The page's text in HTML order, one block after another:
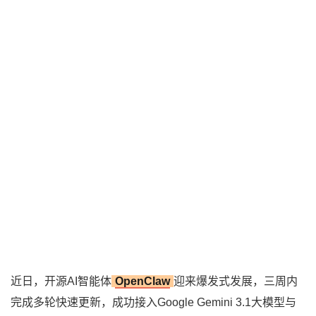
近日，开源AI智能体 OpenClaw 迎来爆发式发展，三周内
完成多轮快速更新，成功接入Google Gemini 3.1大模型与